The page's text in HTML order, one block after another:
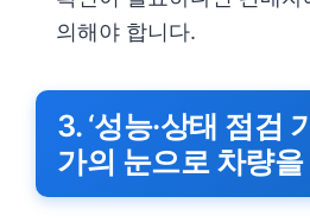
의해야 합니다.
3. ‘성능·상태 점검
가의 눈으로 차량